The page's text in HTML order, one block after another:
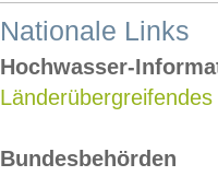
Nationale Links
Hochwasser-
Bundesbehörden